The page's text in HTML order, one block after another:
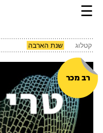
☰
קטלוג שנת הארבה